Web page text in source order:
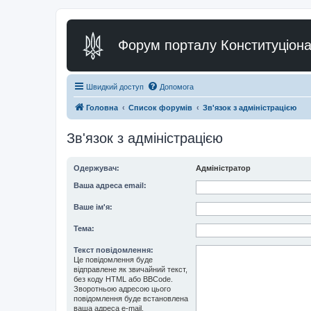
Форум порталу
Швидкий доступ Допомога
Головна Список форумів Зв'язок з адміністрацією
Зв'язок з адміністрацією
Одержувач: Адміністратор
Ваша адреса email:
Ваше ім'я:
Тема:
Текст повідомлення:
Це повідомлення буде
відправлене як звичайний текст,
без коду HTML або BBCode.
Зворотньою адресою цього
повідомлення буде встановлена
ваша адреса e-mail.